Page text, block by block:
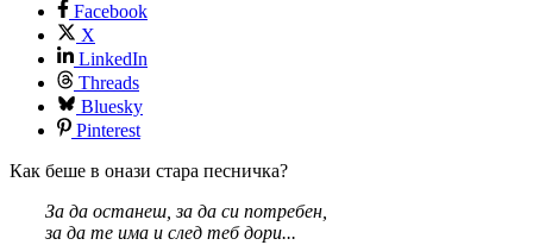
Facebook
X
LinkedIn
Threads
Bluesky
Pinterest
Как беше в онази стара песничка?
За да останеш, за да си потребен,
за да те има и след теб дори...